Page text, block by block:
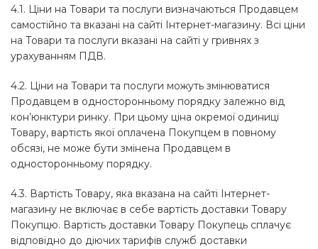
4.1. Ціни на Товари та послуги визначаються Продавцем
самостійно та вказані на сайті Інтернет-магазину. Всі ціни
на Товари та послуги вказані на сайті у гривнях з
урахуванням ПДВ.
4.2. Ціни на Товари та послуги можуть змінюватися
Продавцем в односторонньому порядку залежно від
кон’юнктури ринку. При цьому ціна окремої одиниці
Товару, вартість якої оплачена Покупцем в повному
обсязі, не може бути змінена Продавцем в
односторонньому порядку.
4.3. Вартість Товару, яка вказана на сайті Інтернет-
магазину не включає в себе вартість доставки Товару
Покупцю. Вартість доставки Товару Покупець сплачує
відповідно до діючих тарифів служб доставки